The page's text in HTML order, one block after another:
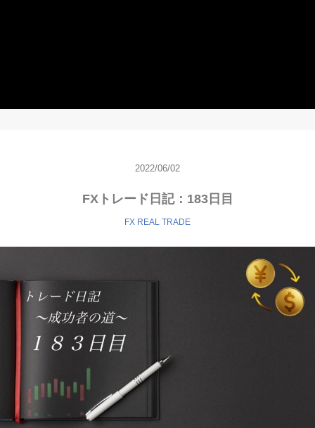
2022/06/02
FXトレード日記：183日目
FX REAL TRADE